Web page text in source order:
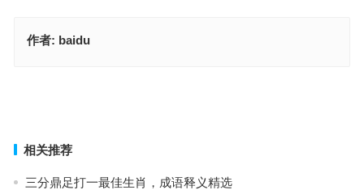
作者: baidu
相关推荐
三分鼎足打一最佳生肖，成语释义精选